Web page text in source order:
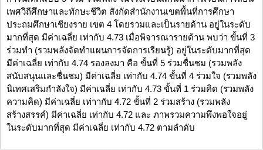
เพศวิถีศึกษาและทักษะชีวิต สังกัดสำนักงานเขตพื้นที่การศึกษา
ประถมศึกษาเชียงราย เขต 4 โดยรวมและเป็นรายด้าน อยู่ในระดับ
มากที่สุด มีค่าเฉลี่ย เท่ากับ 4.73 เมื่อพิจารณารายด้าน พบว่า ขั้นที่ 3
ร่วมทำ (รวมพลังจัดทำแผนการจัดการเรียนรู้) อยู่ในระดับมากที่สุด
มีค่าเฉลี่ย เท่ากับ 4.74 รองลงมา คือ ขั้นที่ 5 ร่วมชื่นชม (รวมพลัง
สนับสนุนและชื่นชม) มีค่าเฉลี่ย เท่ากับ 4.74 ขั้นที่ 4 ร่วมใจ (รวมพลัง
นิเทศเสริมกำลังใจ) มีค่าเฉลี่ย เท่ากับ 4.73 ขั้นที่ 1 ร่วมคิด (รวมพลัง
ความคิด) มีค่าเฉลี่ย เท่าากับ 4.72 ขั้นที่ 2 ร่วมสร้าง (รวมพลัง
สร้างสรรค์) มีค่าเฉลี่ย เท่ากับ 4.72 และ ภาพรวมความพึงพอใจอยู่
ในระดับมากที่สุด มีค่าเฉลี่ย เท่ากับ 4.72 ตามลำดับ